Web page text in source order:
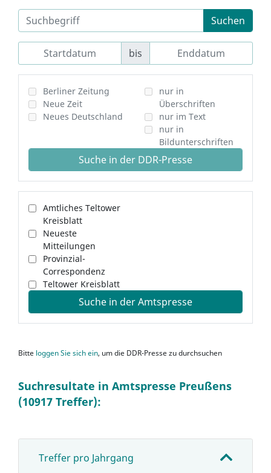
Suchen
bis
Berliner Zeitung
Neue Zeit
Neues Deutschland
nur in
Überschriften
nur im Text
nur in
Bildunterschriften
Suche in der DDR-Presse
Amtliches Teltower
Kreisblatt
Neueste
Mitteilungen
Provinzial-
Correspondenz
Teltower Kreisblatt
Suche in der Amtspresse
Bitte loggen Sie sich ein, um die DDR-Presse zu durchsuchen
Suchresultate in Amtspresse Preußens
(10917 Treffer):
Treffer pro Jahrgang